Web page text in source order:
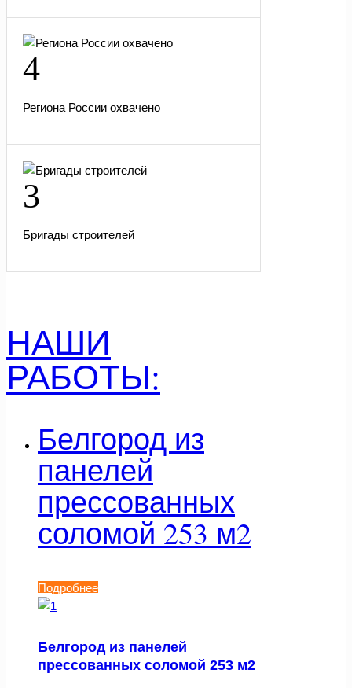
4
Региона России охвачено
3
Бригады строителей
НАШИ
РАБОТЫ:
Белгород из
панелей
прессованных
соломой 253 м2
Подробнее
Белгород из панелей
прессованных соломой 253 м2